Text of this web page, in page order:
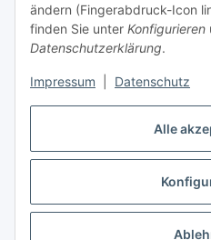
Alle
ändern (Fingerabdruck-Icon
finden Sie unter Konfigurieren
Datenschutzerklärung.
Impressum Datenschutz
* Alle Preise inkl. gesetzlicher USt., zzgl.